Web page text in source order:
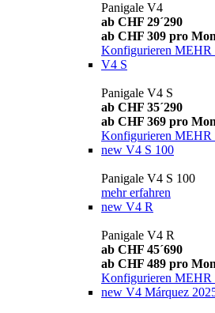
Panigale V4
ab CHF 29´290
ab CHF 309 pro
Konfigurieren MEHR
V4 S
Panigale V4 S
ab CHF 35´290
ab CHF 369 pro
Konfigurieren MEHR
new V4 S 100
Panigale V4 S 100
mehr erfahren
new V4 R
Panigale V4 R
ab CHF 45´690
ab CHF 489 pro
Konfigurieren MEHR
new V4 Márquez